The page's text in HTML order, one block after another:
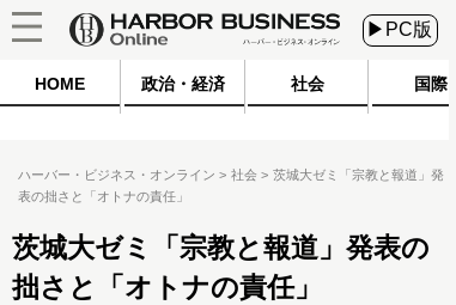
▶PC版
HOME 政治・経済 社会 国際
ハーバー・ビジネス・オンライン 社会
茨城大ゼミ「宗教と報道」発
表の拙さと「オトナの責任」
茨城大ゼミ「宗教と報道」発表の
拙さと「オトナの責任」